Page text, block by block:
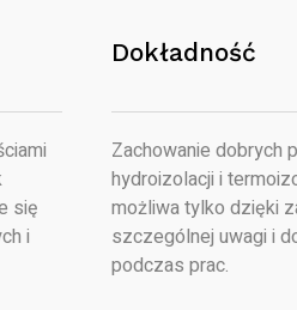
się
i
Dokładność
Zachowanie dobrych
hydroizolacji i
możliwa tylko dzięki
szczególnej uwagi i
podczas prac.